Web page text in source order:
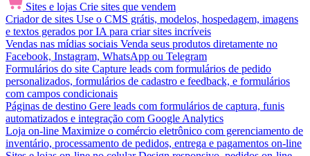
Sites e lojas Crie sites que vendem
Criador de sites Use o CMS grátis, modelos, hospedagem, imagens
e textos gerados por IA para criar sites incríveis
Vendas nas mídias sociais Venda seus produtos diretamente no
Facebook, Instagram, WhatsApp ou Telegram
Formulários do site Capture leads com formulários de pedido
personalizados, formulários de cadastro e feedback, e formulários
com campos condicionais
Páginas de destino Gere leads com formulários de captura, funis
automatizados e integração com Google Analytics
Loja on-line Maximize o comércio eletrônico com gerenciamento de
inventário, processamento de pedidos, entrega e pagamentos on-line